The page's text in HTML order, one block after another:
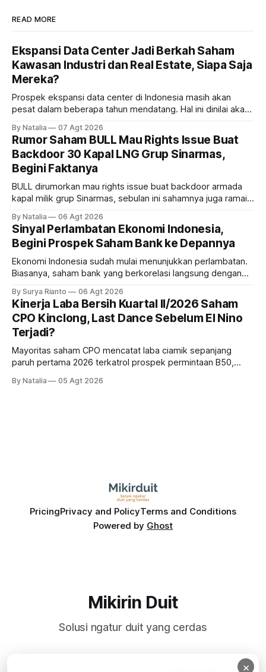
READ MORE
Ekspansi Data Center Jadi Berkah Saham
Kawasan Industri dan Real Estate, Siapa Saja
Mereka?
Prospek ekspansi data center di Indonesia masih akan
pesat dalam beberapa tahun mendatang. Hal ini dinilai akan
estate, ada siapa saja mereka?
By Natalia 07 Agt 2026
Rumor Saham BULL Mau Rights Issue Buat
Backdoor 30 Kapal LNG Grup Sinarmas,
Begini Faktanya
BULL dirumorkan mau rights issue buat backdoor armada
kapal milik grup Sinarmas, sebulan ini sahamnya juga ramai
masih menarik dilirik?
By Natalia 06 Agt 2026
Sinyal Perlambatan Ekonomi Indonesia,
Begini Prospek Saham Bank ke Depannya
Ekonomi Indonesia sudah mulai menunjukkan perlambatan.
Biasanya, saham bank yang berkorelasi langsung dengan
bank ke depannya?
By Surya Rianto 06 Agt 2026
Kinerja Laba Bersih Kuartal II/2026 Saham
CPO Kinclong, Last Dance Sebelum El Nino
Terjadi?
Mayoritas saham CPO mencatat laba ciamik sepanjang
paruh pertama 2026 terkatrol prospek permintaan B50,
diprediksi semakin terlihat mendekati 2027. Kira-kira gimana
By Natalia 05 Agt 2026
PricingPrivacy and PolicyTerms and Conditions
Powered by Ghost
Mikirin Duit
Solusi ngatur duit yang cerdas
×